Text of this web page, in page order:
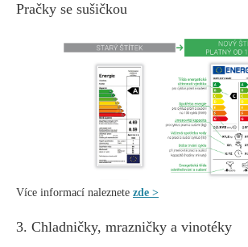
Pračky se sušičkou
Více informací naleznete zde >
3. Chladničky, mrazničky a vinotéky